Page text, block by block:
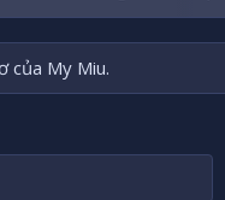
của My Miu.